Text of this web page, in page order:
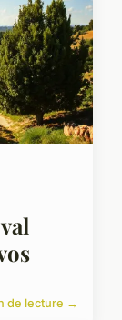
de lecture →